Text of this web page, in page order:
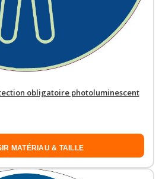
protection obligatoire photoluminescent
MATÉRIAU & TAILLE